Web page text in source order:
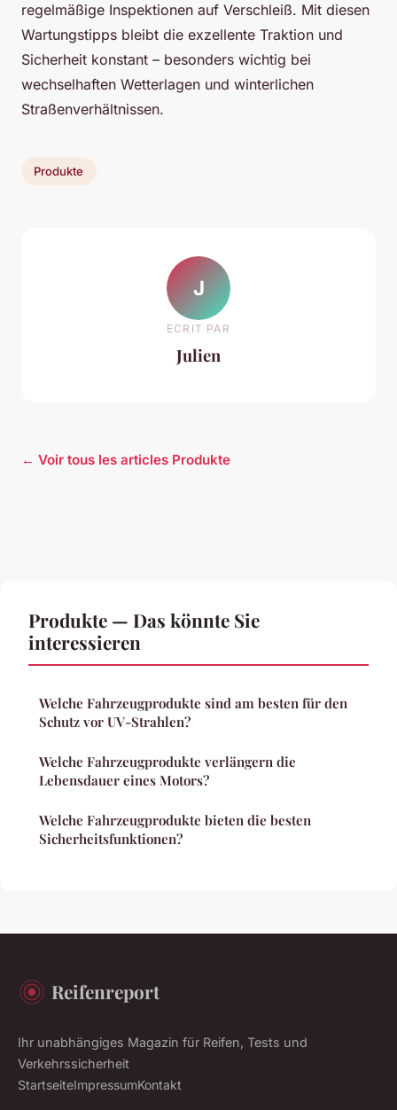
regelmäßige Inspektionen auf Verschleiß. Mit diesen
Wartungstipps bleibt die exzellente Traktion und
Sicherheit konstant – besonders wichtig bei
wechselhaften Wetterlagen und winterlichen
Straßenverhältnissen.
Produkte
J
ECRIT PAR
Julien
← Voir tous les articles Produkte
Produkte — Das könnte Sie
interessieren
Welche Fahrzeugprodukte sind am besten für den
Schutz vor UV-Strahlen?
Welche Fahrzeugprodukte verlängern die
Lebensdauer eines Motors?
Welche Fahrzeugprodukte bieten die besten
Sicherheitsfunktionen?
Reifenreport
Ihr unabhängiges Magazin für Reifen, Tests und
Verkehrssicherheit
StartseiteImpressumKontakt